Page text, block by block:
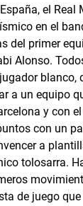
el Real
en el
del primer
Alonso.
blanco,
a un equipo
y con
con un
a
tolosarra.
de juego